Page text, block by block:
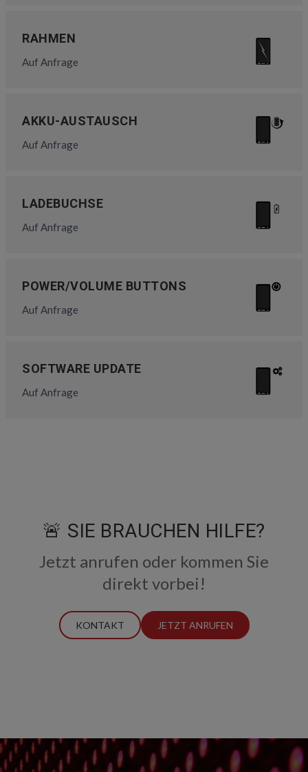
RAHMEN
Auf Anfrage
AKKU-AUSTAUSCH
Auf Anfrage
LADEBUCHSE
Auf Anfrage
POWER/VOLUME BUTTONS
Auf Anfrage
SOFTWARE UPDATE
Auf Anfrage
🚨 SIE BRAUCHEN HILFE?
Jetzt anrufen oder kommen Sie
direkt vorbei!
KONTAKT JETZT ANRUFEN